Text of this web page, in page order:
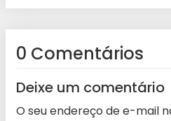
0 Comentários
Deixe um comentário
O seu endereço de e-mail